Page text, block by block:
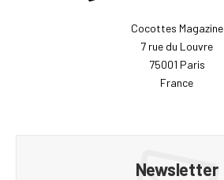
Cocottes Magazine
7 rue du Louvre
75001 Paris
France
Newsletter